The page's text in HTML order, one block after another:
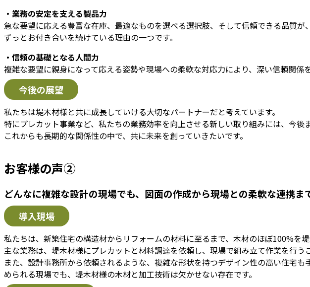
・業務の安定を支える製品力
急な要望に応える豊富な在庫、最適なものを選べる選択肢、そして信頼できる品質が
ずっとお付き合いを続けている理由の一つです。
・信頼の基礎となる人間力
複雑な要望に親身になって応える姿勢や現場への柔軟な対応力により、深い信頼関係
今後の展望
私たちは堤木材様と共に成長していける大切なパートナーだと考えています。
特にプレカット事業など、私たちの業務効率を向上させる新しい取り組みには、今後
これからも長期的な関係性の中で、共に未来を創っていきたいです。
お客様の声②
どんなに複雑な設計の現場でも、図面の作成から現場との柔軟な連携ま
導入現場
私たちは、新築住宅の構造材からリフォームの材料に至るまで、木材のほぼ100%を堤
主な業務は、堤木材様にプレカットと材料調達を依頼し、現場で組み立て作業を行う
また、設計事務所から依頼されるような、複雑な形状を持つデザイン性の高い住宅
められる現場でも、堤木材様の木材と加工技術は欠かせない存在です。